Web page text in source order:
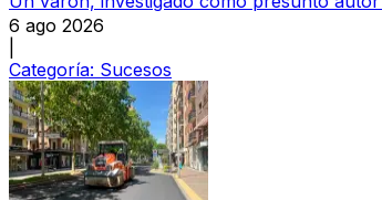
6 ago 2026
Categoría: Sucesos